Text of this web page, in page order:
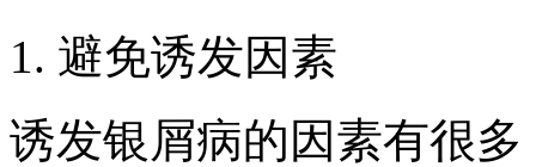
1. 避免诱发因素
诱发银屑病的因素有很